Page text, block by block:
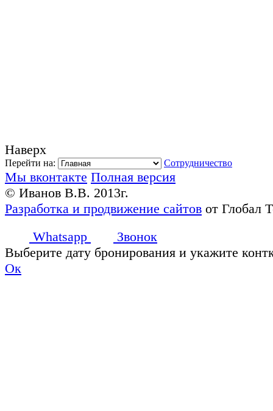
Наверх
Перейти на: Сотрудничество
Мы вконтакте Полная версия
© Иванов В.В. 2013г.
Разработка и продвижение сайтов от Глобал
Whatsapp
Звонок
Выберите дату бронирования и укажите
Ок